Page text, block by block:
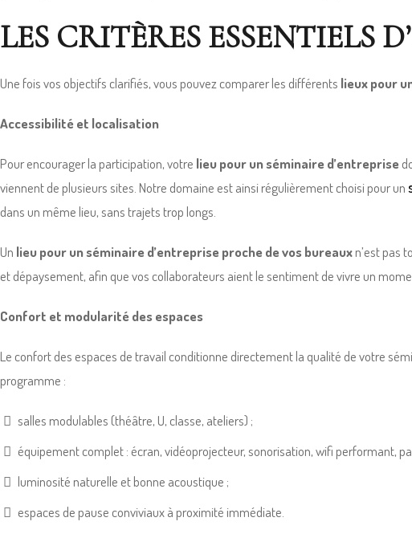
LES CRITÈRES ESSENTIELS
Une fois vos objectifs clarifiés, vous pouvez comparer les différents lieux pour
Accessibilité et localisation
Pour encourager la participation, votre lieu pour un séminaire d’entreprise
viennent de plusieurs sites. Notre domaine est ainsi régulièrement choisi pour un
dans un même lieu, sans trajets trop longs.
Un lieu pour un séminaire d’entreprise proche de vos bureauxn’est pas
et dépaysement, afin que vos collaborateurs aient le sentiment de vivre un
Confort et modularité des espaces
Le confort des espaces de travail conditionne directement la qualité de votre
programme :
salles modulables (théâtre, U, classe, ateliers) ;
équipement complet : écran, vidéoprojecteur, sonorisation, wifi performant,
luminosité naturelle et bonne acoustique ;
espaces de pause conviviaux à proximité immédiate.